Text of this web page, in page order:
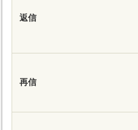
返信
再信